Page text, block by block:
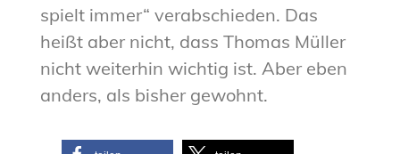
spielt immer“ verabschieden. Das
heißt aber nicht, dass Thomas Müller
nicht weiterhin wichtig ist. Aber eben
anders, als bisher gewohnt.